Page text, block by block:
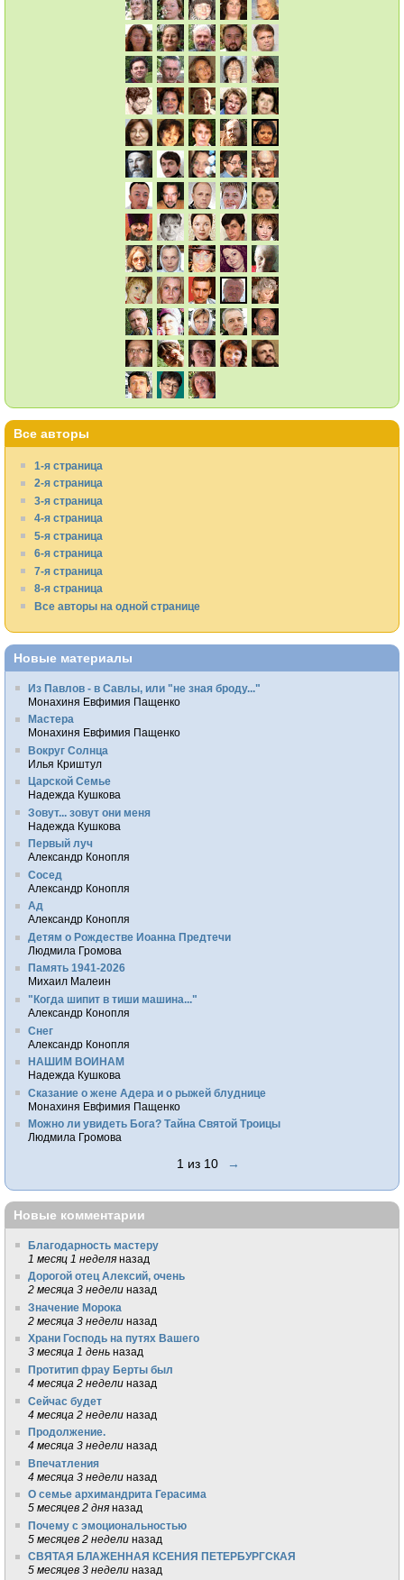
Все авторы
1-я страница
2-я страница
3-я страница
4-я страница
5-я страница
6-я страница
7-я страница
8-я страница
Все авторы на одной странице
Новые материалы
Из Павлов - в Савлы, или "не зная броду..."
Монахиня Евфимия Пащенко
Мастера
Монахиня Евфимия Пащенко
Вокруг Солнца
Илья Криштул
Царской Семье
Надежда Кушкова
Зовут... зовут они меня
Надежда Кушкова
Первый луч
Александр Конопля
Сосед
Александр Конопля
Ад
Александр Конопля
Детям о Рождестве Иоанна Предтечи
Людмила Громова
Память 1941-2026
Михаил Малеин
"Когда шипит в тиши машина..."
Александр Конопля
Снег
Александр Конопля
НАШИМ ВОИНАМ
Надежда Кушкова
Сказание о жене Адера и о рыжей блуднице
Монахиня Евфимия Пащенко
Можно ли увидеть Бога? Тайна Святой Троицы
Людмила Громова
1 из 10 →
Новые комментарии
Благодарность мастеру
1 месяц 1 неделя назад
Дорогой отец Алексий, очень
2 месяца 3 недели назад
Значение Морока
2 месяца 3 недели назад
Храни Господь на путях Вашего
3 месяца 1 день назад
Протитип фрау Берты был
4 месяца 2 недели назад
Сейчас будет
4 месяца 2 недели назад
Продолжение.
4 месяца 3 недели назад
Впечатления
4 месяца 3 недели назад
О семье архимандрита Герасима
5 месяцев 2 дня назад
Почему с эмоциональностью
5 месяцев 2 недели назад
СВЯТАЯ БЛАЖЕННАЯ КСЕНИЯ ПЕТЕРБУРГСКАЯ
5 месяцев 3 недели назад